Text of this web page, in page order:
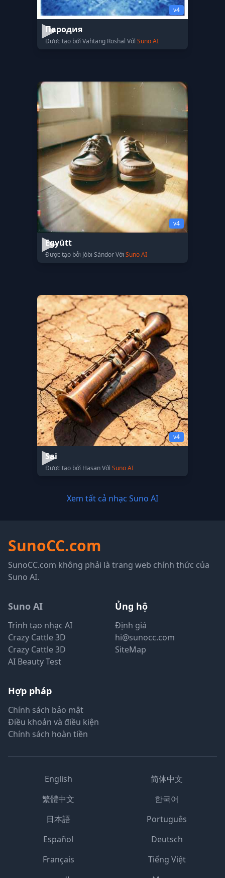
v4
Пародия
Được tạo bởi Vahtang Roshal Với Suno AI
v4
Együtt
Được tạo bởi Jóbi Sándor Với Suno AI
v4
Sai
Được tạo bởi Hasan Với Suno AI
Xem tất cả nhạc Suno AI
SunoCC.com
SunoCC.com không phải là trang web chính thức của
Suno AI.
Suno AI
Trình tạo nhạc AI
Crazy Cattle 3D
Crazy Cattle 3D
AI Beauty Test
Ủng hộ
Định giá
hi@sunocc.com
SiteMap
Hợp pháp
Chính sách bảo mật
Điều khoản và điều kiện
Chính sách hoàn tiền
English
简体中文
繁體中文
한국어
日本語
Português
Español
Deutsch
Français
Tiếng Việt